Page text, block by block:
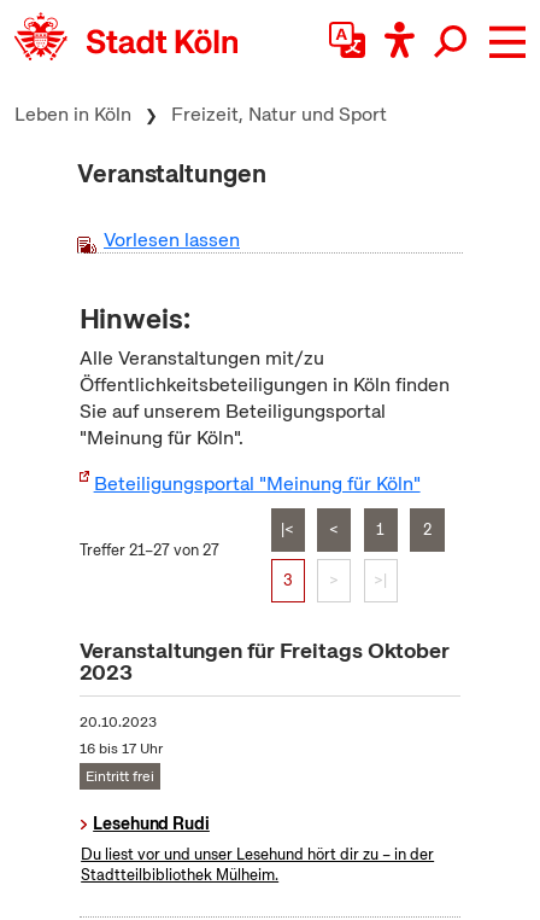
zum Inhalt springen
Leben in Köln Freizeit, Natur und Sport
Veranstaltungen
Vorlesen lassen
Hinweis:
Alle Veranstaltungen mit/zu
Öffentlichkeitsbeteiligungen in Köln finden
Sie auf unserem Beteiligungsportal
"Meinung für Köln".
Beteiligungsportal "Meinung für Köln"
Treffer 21–27 von 27
|< < 1 2
3 > >|
Veranstaltungen für Freitags Oktober
2023
20.10.2023
16 bis 17 Uhr
Eintritt frei
Lesehund Rudi
Du liest vor und unser Lesehund hört dir zu – in der
Stadtteilbibliothek Mülheim.